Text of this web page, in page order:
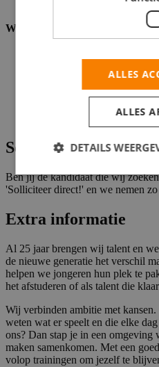
Wat wij vragen
Je vindt het een uitdaging
YoungCapital op de kaart te
Bereidheid om hard te
Je hebt kennis en/of
Solliciteren
Ben jij de kandidaat die wij
'Solliciteer direct!' en we nemen
Extra informatie
Al 25 jaar brengen wij talent en
de nieuwe generatie het verschil
helpen we jongeren hun plek te
het afstuderen of als talent die
Wij verbinden ambitie met
weten wat er speelt en die elke
ons? Dan stap je in een omgeving
maken samenkomen. Met een
volop trainingen om jezelf te
ALLES
ALLES
DETAILS